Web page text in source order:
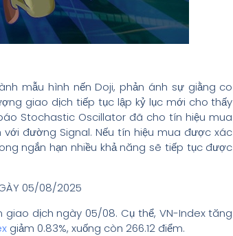
mẫu hình nến Doji, phản ánh sự giằng co
giao dịch tiếp tục lập kỷ lục mới cho thấy
Stochastic Oscillator đã cho tín hiệu mua
đường Signal. Nếu tín hiệu mua được xác
ngắn hạn nhiều khả năng sẽ tiếp tục được
05/08/2025
dịch ngày 05/08. Cụ thể, VN-Index tăng
giảm 0.83%, xuống còn 266.12 điểm.